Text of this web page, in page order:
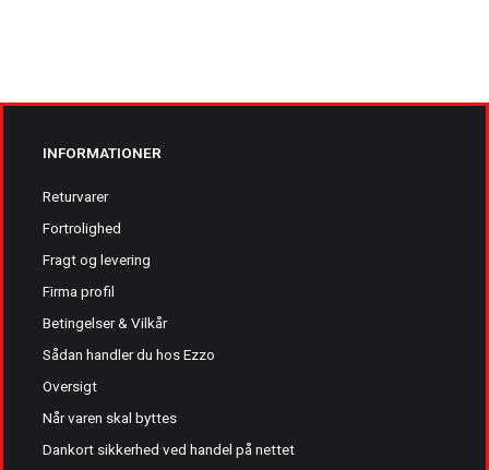
INFORMATIONER
Returvarer
Fortrolighed
Fragt og levering
Firma profil
Betingelser & Vilkår
Sådan handler du hos Ezzo
Oversigt
Når varen skal byttes
Dankort sikkerhed ved handel på nettet